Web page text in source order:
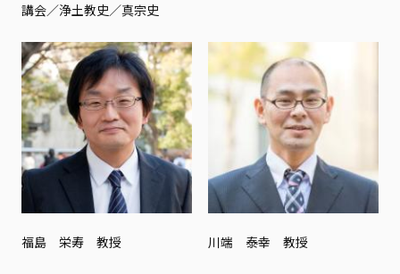
講会／浄土教史／真宗史
福島 栄寿 教授 川端 泰幸 教授